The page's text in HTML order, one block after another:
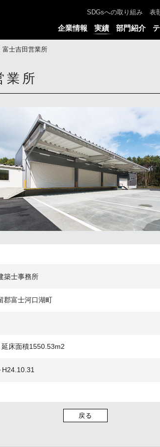
SDGsへの取り組み 表
企業情報 実績 部門紹介
富士吉田営業所
業所
築士事務所
郡富士河口湖町
床面積1550.53m2
戻る